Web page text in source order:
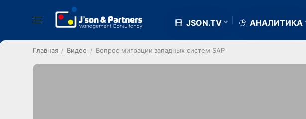
JSON.TV АНАЛИТИКА
Главная Видео Вопрос миграции западных систем SAP